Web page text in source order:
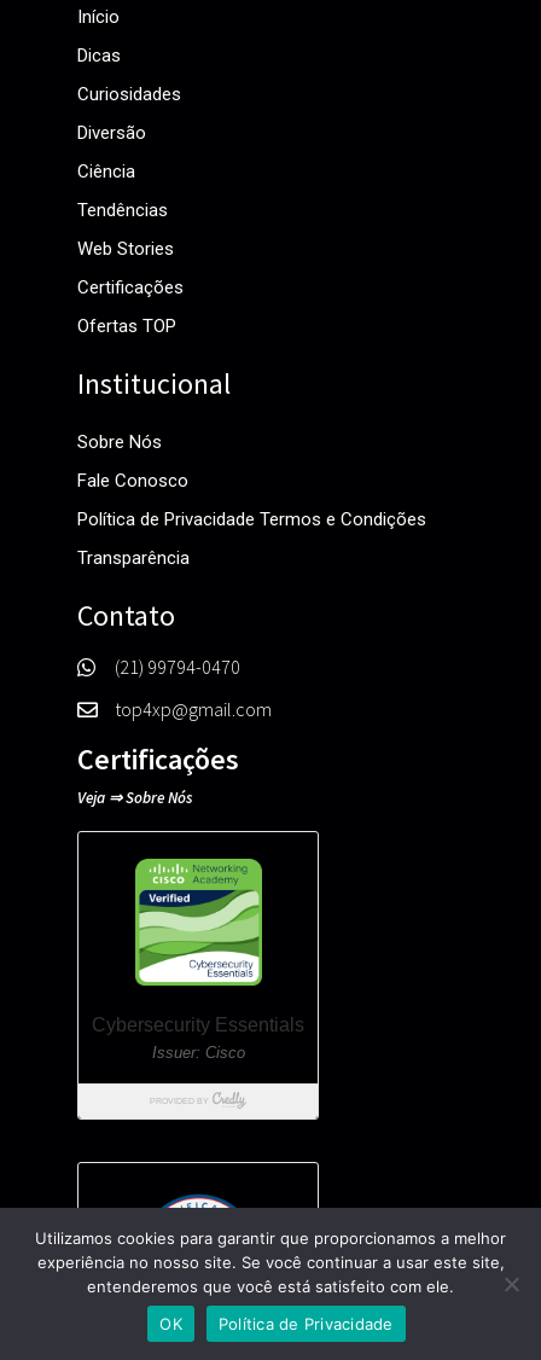
Início
Dicas
Curiosidades
Diversão
Ciência
Tendências
Web Stories
Certificações
Ofertas TOP
Institucional
Sobre Nós
Fale Conosco
Política de Privacidade Termos e Condições
Transparência
Contato
(21) 99794-0470
top4xp@gmail.com
Certificações
Veja ⇒Sobre Nós
Utilizamos cookies para garantir que proporcionamos a melhor
experiência no nosso site. Se você continuar a usar este site,
entenderemos que você está satisfeito com ele.
OK
Política de Privacidade